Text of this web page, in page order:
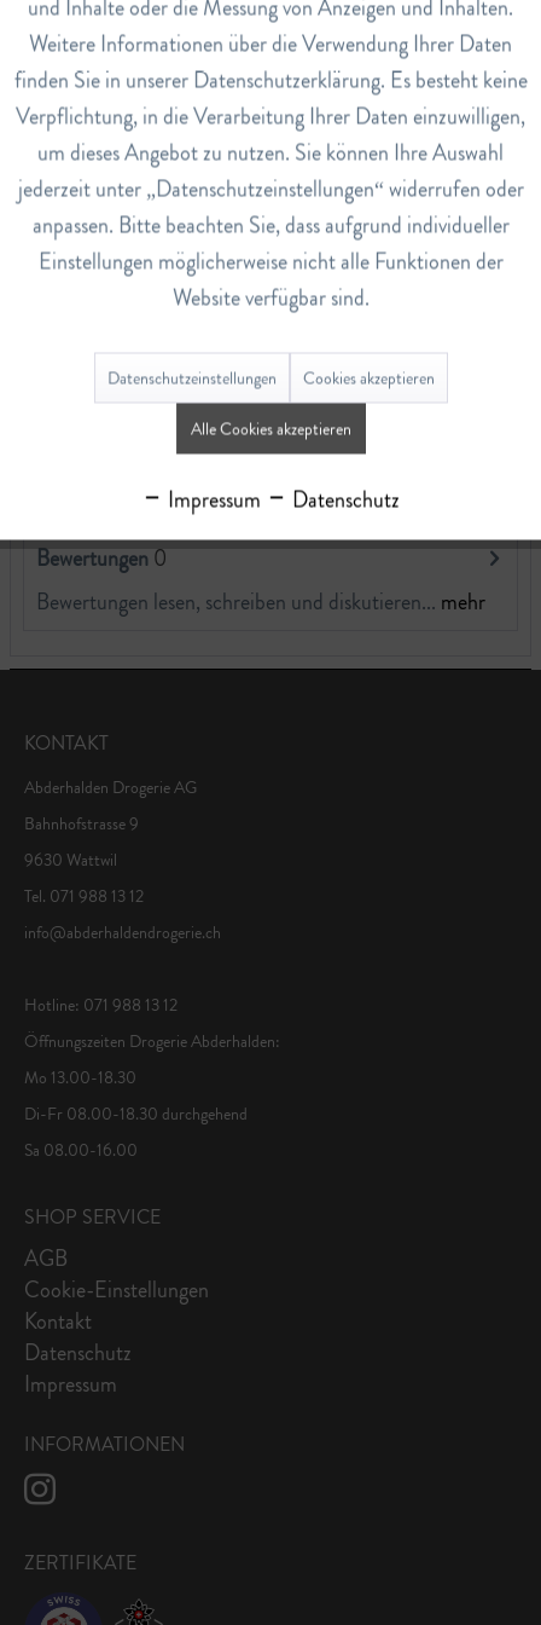
aus Sanddorn, Sonnenblume und Weizen. Der Umwelt
zuliebe in der verpackungssparenden Refill-Flasche.
Anwendung
Aus ca. 20 cm Abstand in gleichmässigen, kreisenden
Bewegungen auf das ganze Haar oder einzelne Partien
sprühen. Für Extra-Volumen das Haar kopfüber von unten
in Nähe des Haaransatzes besprühen.
7621500215522
Bewertungen 0
Bewertungen lesen, schreiben und diskutieren... mehr
KONTAKT
Abderhalden Drogerie AG
Bahnhofstrasse 9
9630 Wattwil
Tel. 071 988 13 12
info@abderhaldendrogerie.ch
Hotline: 071 988 13 12
Öffnungszeiten Drogerie Abderhalden:
Mo 13.00-18.30
Di-Fr 08.00-18.30 durchgehend
Sa 08.00-16.00
SHOP SERVICE
AGB
Cookie-Einstellungen
Kontakt
Datenschutz
Impressum
INFORMATIONEN
ZERTIFIKATE
Service Inaktiv
und Inhalte oder die Messung von Anzeigen und Inhalten.
Weitere Informationen über die Verwendung Ihrer Daten
finden Sie in unserer Datenschutzerklärung. Es besteht keine
Verpflichtung, in die Verarbeitung Ihrer Daten einzuwilligen,
um dieses Angebot zu nutzen. Sie können Ihre Auswahl
jederzeit unter „Datenschutzeinstellungen“ widerrufen oder
anpassen. Bitte beachten Sie, dass aufgrund individueller
Einstellungen möglicherweise nicht alle Funktionen der
Website verfügbar sind.
Datenschutzeinstellungen Cookies akzeptieren
Alle Cookies akzeptieren
Impressum Datenschutz